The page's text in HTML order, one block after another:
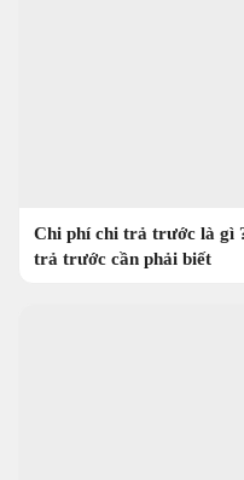
Chi phí chi trả trước là gì
trả trước cần phải biết